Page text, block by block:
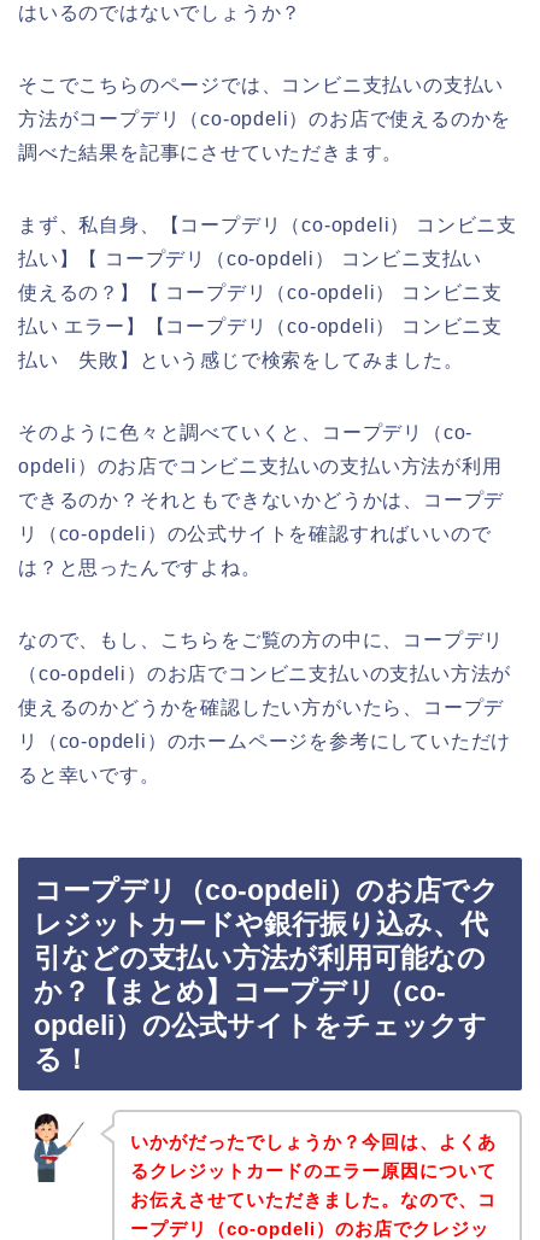
はいるのではないでしょうか？
そこでこちらのページでは、コンビニ支払いの支払い
方法がコープデリ（co-opdeli）のお店で使えるのかを
調べた結果を記事にさせていただきます。
まず、私自身、【コープデリ（co-opdeli） コンビニ支
払い】【 コープデリ（co-opdeli） コンビニ支払い
使えるの？】【 コープデリ（co-opdeli） コンビニ支
払い エラー】【コープデリ（co-opdeli） コンビニ支
払い 失敗】という感じで検索をしてみました。
そのように色々と調べていくと、コープデリ（co-
opdeli）のお店でコンビニ支払いの支払い方法が利用
できるのか？それともできないかどうかは、コープデ
リ（co-opdeli）の公式サイトを確認すればいいので
は？と思ったんですよね。
なので、もし、こちらをご覧の方の中に、コープデリ
（co-opdeli）のお店でコンビニ支払いの支払い方法が
使えるのかどうかを確認したい方がいたら、コープデ
リ（co-opdeli）のホームページを参考にしていただけ
ると幸いです。
コープデリ（co-opdeli）のお店でク
レジットカードや銀行振り込み、代
引などの支払い方法が利用可能なの
か？【まとめ】コープデリ（co-
opdeli）の公式サイトをチェックす
る！
いかがだったでしょうか？今回は、よくあ
るクレジットカードのエラー原因について
お伝えさせていただきました。なので、コ
ープデリ（co-opdeli）のお店でクレジッ